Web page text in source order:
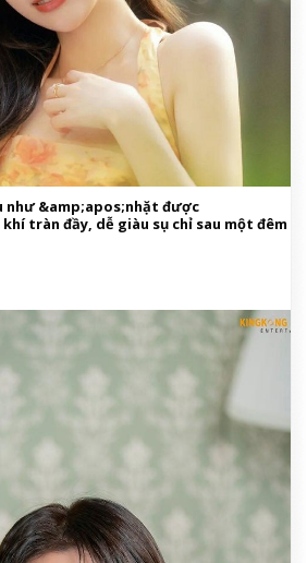
như &amp;apos;nhặt được
tràn đầy, dễ giàu sụ chỉ sau một đêm